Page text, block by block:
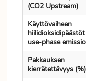
(CO2 Upstream)
Käyttövaiheen
use-phase
Pakkauksen
kierrätettävyys (%)